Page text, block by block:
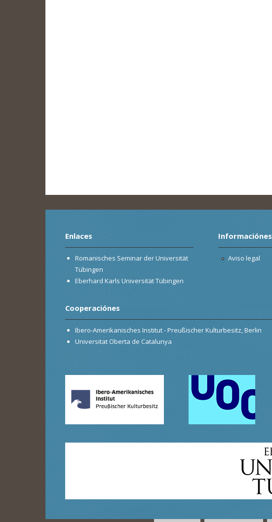
Enlaces
Romanisches Seminar der Universität
Tübingen
Eberhard Karls Universität Tübingen
Informaciónes
Aviso legal
Cooperaciónes
Ibero-Amerikanisches Institut - Preußischer Kulturbesitz, Berlin
Universitat Oberta de Catalunya